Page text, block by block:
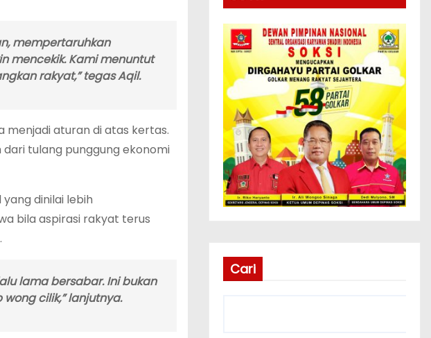
mempertaruhkan
mencekik. Kami menuntut
rakyat,” tegas Aqil.
menjadi aturan di atas kertas.
tulang punggung ekonomi
dinilai lebih
bila aspirasi rakyat terus
lama bersabar. Ini bukan
cilik,” lanjutnya.
Cari